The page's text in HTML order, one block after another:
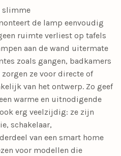
slimme
de lamp eenvoudig
ruimte verliest op tafels
aan de wand uitermate
zoals gangen, badkamers
ze voor directe of
van het ontwerp. Zo geef
warme en uitnodigende
erg veelzijdig: ze zijn
schakelaar,
van een smart home
voor modellen die